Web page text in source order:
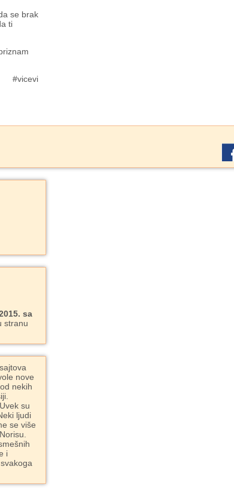
se brak
ti
#vicevi
sa
stranu
nove
nekih
su
ljudi
se više
i